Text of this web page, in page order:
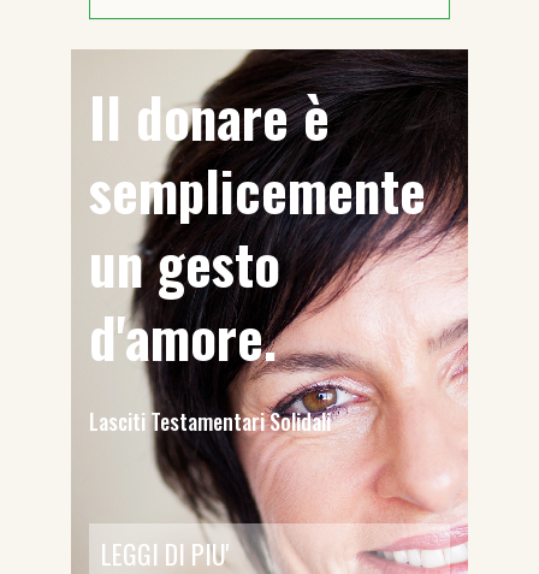
Il donare è
semplicemente
un gesto
d'amore.
Lasciti Testamentari Solidali
LEGGI DI PIU'